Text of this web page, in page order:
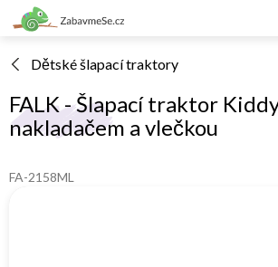
Přejít
na
Dětské šlapací traktory
FALK - Šlapací traktor
nakladačem a vlečkou
FA-2158ML